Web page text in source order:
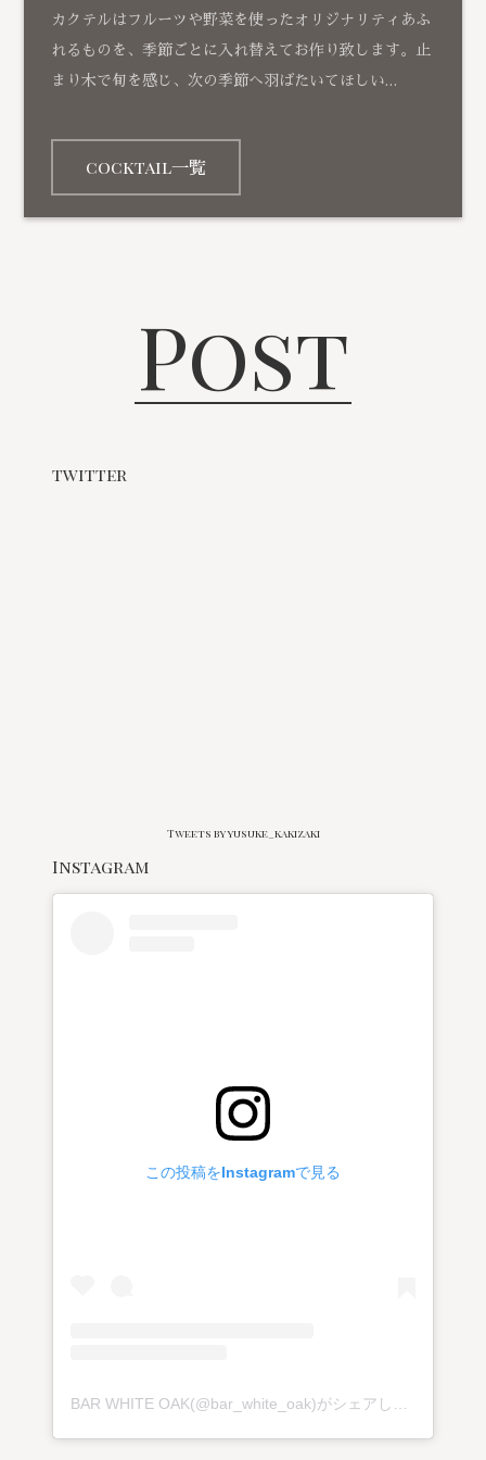
カクテルはフルーツや野菜を使ったオリジナリティあふ
れるものを、季節ごとに入れ替えてお作り致します。止
まり木で旬を感じ、次の季節へ羽ばたいてほしい…
cocktail一覧
Post
twitter
Tweets by yusuke_kakizaki
Instagram
この投稿をInstagramで見る
BAR WHITE OAK(@bar_white_oak)がシェアした投稿